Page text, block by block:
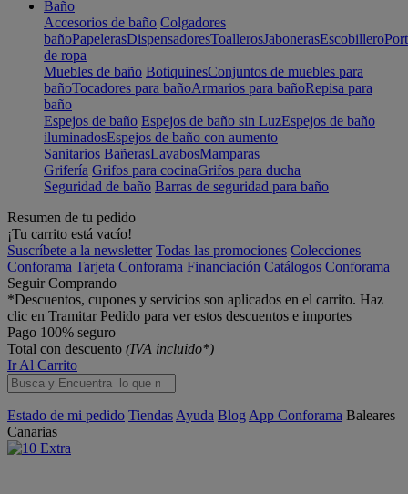
Baño
Accesorios de baño Colgadores
bañoPapelerasDispensadoresToallerosJabonerasEscobillero
de ropa
Muebles de baño BotiquinesConjuntos de muebles para
bañoTocadores para bañoArmarios para bañoRepisa para
baño
Espejos de baño Espejos de baño sin LuzEspejos de baño
iluminadosEspejos de baño con aumento
Sanitarios BañerasLavabosMamparas
Grifería Grifos para cocinaGrifos para ducha
Seguridad de baño Barras de seguridad para baño
Resumen de tu pedido
¡Tu carrito está vacío!
Suscríbete a la newsletter Todas las promociones Colecciones
Conforama Tarjeta Conforama Financiación Catálogos Conforama
Seguir Comprando
*Descuentos, cupones y servicios son aplicados en el carrito. Haz
clic en Tramitar Pedido para ver estos descuentos e importes
Pago 100% seguro
Total con descuento (IVA incluido*)
Ir Al Carrito
Estado de mi pedido Tiendas Ayuda Blog App Conforama Baleares
Canarias